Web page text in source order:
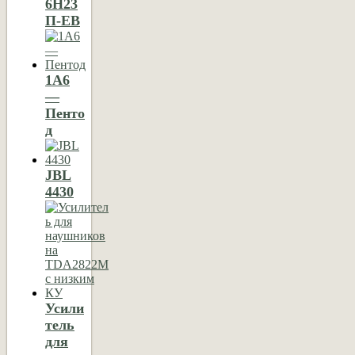
6Н23
П-ЕВ
1A6
—
Пенто
д
JBL
4430
Усили
тель
для